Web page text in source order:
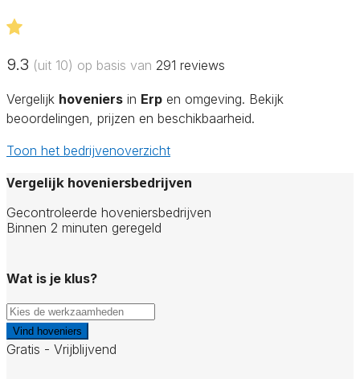
9.3 (uit 10) op basis van 291 reviews
Vergelijk hoveniers in Erp en omgeving. Bekijk
beoordelingen, prijzen en beschikbaarheid.
Toon het bedrijvenoverzicht
Vergelijk hoveniersbedrijven
Gecontroleerde hoveniersbedrijven
Binnen 2 minuten geregeld
Wat is je klus?
Vind hoveniers
Gratis - Vrijblijvend